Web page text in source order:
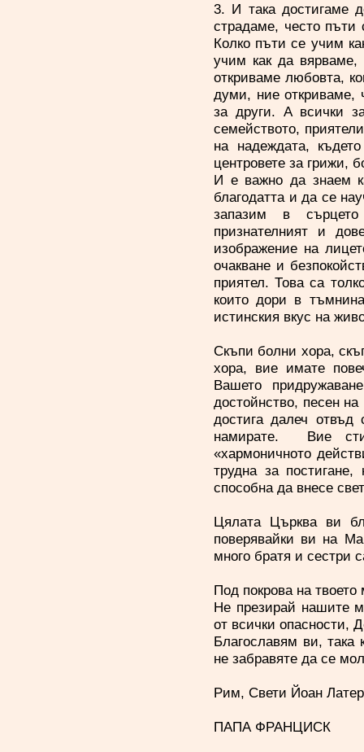
3. И така достигаме
страдаме, често пъти
Колко пъти се учим
учим как да вярваме,
откриваме любовта,
думи, ние откриваме,
за други. А всички
семейството,
на надеждата,
центровете за грижи,
И е важно да знаем
благодатта и да се
запазим в
признателният и
изображение на
очакване и
приятел. Това са
които дори в
истинския вкус на
Скъпи болни хора,
хора, вие имате
Вашето
достойнство, песен
достига далеч отвъд
намирате. Вие
«хармоничното
трудна за
способна да внесе
Цялата Църква ви
поверявайки ви на
много братя и сестри
Под покрова на
Не презирай нашите
от всички опасности,
Благославям ви,
не забравяте да се
Рим, Свети Йоан
ПАПА ФРАНЦИСК